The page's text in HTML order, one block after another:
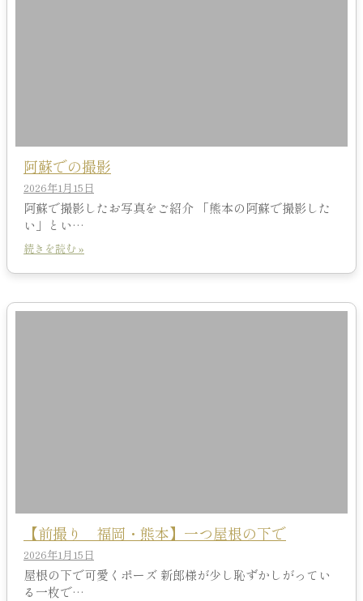
阿蘇での撮影
2026年1月15日
阿蘇で撮影したお写真をご紹介 「熊本の阿蘇で撮影した
い」とい…
続きを読む »
【前撮り 福岡・熊本】一つ屋根の下で
2026年1月15日
屋根の下で可愛くポーズ 新郎様が少し恥ずかしがってい
る一枚で…